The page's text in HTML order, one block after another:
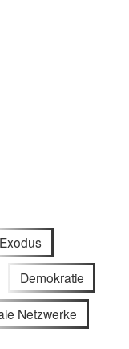
Exodus
Demokratie
Netzwerke